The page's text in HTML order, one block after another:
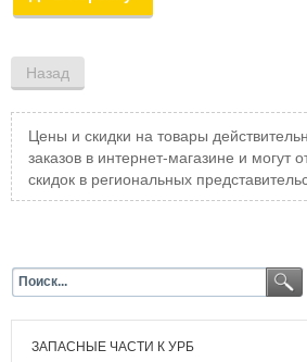
Цены и скидки на товары
заказов в интернет-магазине и могут
скидок в региональных
ЗАПАСНЫЕ ЧАСТИ К УРБ